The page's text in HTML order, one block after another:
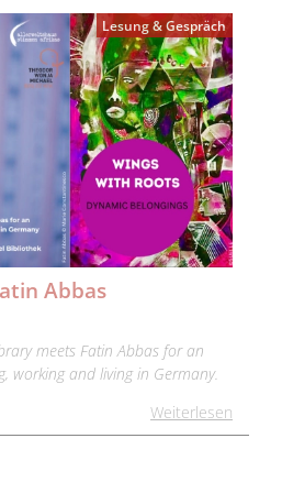
Lesung & Gespräch
Abbas
meets Fatin Abbas for an
working and living in Germany.
Weiterlesen